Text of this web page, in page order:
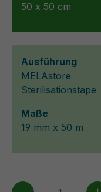
50 x 50 cm
Ausführung
MELAstore
Sterilisationstape
Maße
19 mm x 50 m